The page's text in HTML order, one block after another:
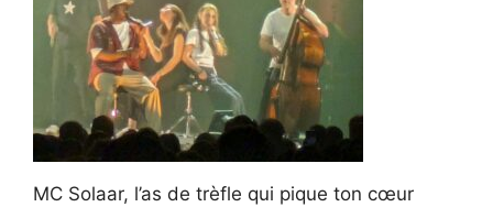
MC Solaar, l’as de trèfle qui pique ton cœur